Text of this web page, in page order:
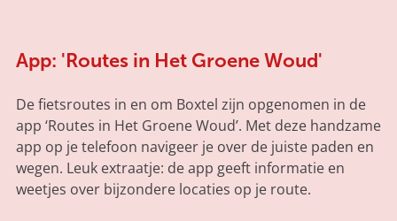
App: 'Routes in Het Groene Woud'
De fietsroutes in en om Boxtel zijn opgenomen in de
app ‘Routes in Het Groene Woud’. Met deze handzame
app op je telefoon navigeer je over de juiste paden en
wegen. Leuk extraatje: de app geeft informatie en
weetjes over bijzondere locaties op je route.